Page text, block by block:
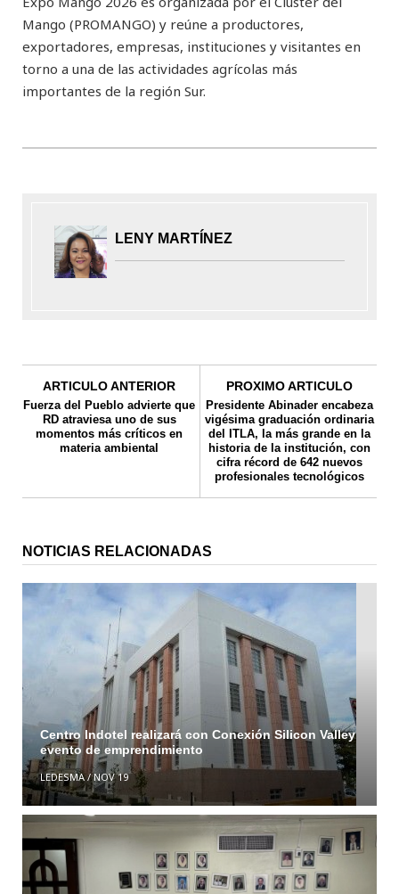
Mango (PROMANGO) y reúne a productores,
exportadores, empresas, instituciones y visitantes en
torno a una de las actividades agrícolas más
importantes de la región Sur.
LENY MARTÍNEZ
ARTICULO ANTERIOR
Fuerza del Pueblo advierte que
RD atraviesa uno de sus
momentos más críticos en
materia ambiental
PROXIMO ARTICULO
Presidente Abinader encabeza
vigésima graduación ordinaria
del ITLA, la más grande en la
historia de la institución, con
cifra récord de 642 nuevos
profesionales tecnológicos
NOTICIAS RELACIONADAS
Centro Indotel realizará con Conexión Silicon Valley
evento de emprendimiento
LEDESMA/NOV 19